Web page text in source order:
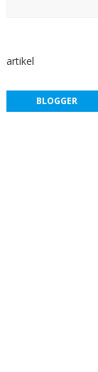
artikel
BLOGGER